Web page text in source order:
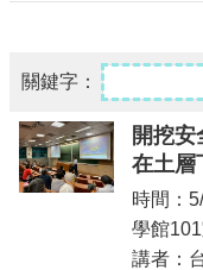
首
頁
網
站
導
開挖
在⼟層
時間：
學館
講者：